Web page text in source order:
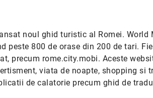
noul ghid turistic al Romei. World
peste 800 de orase din 200 de tari.
precum rome.city.mobi. Aceste
viata de noapte, shopping si
de calatorie precum ghid de